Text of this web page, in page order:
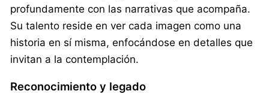
profundamente con las narrativas que acompaña.
Su talento reside en ver cada imagen como una
historia en sí misma, enfocándose en detalles que
invitan a la contemplación.
Reconocimiento y legado